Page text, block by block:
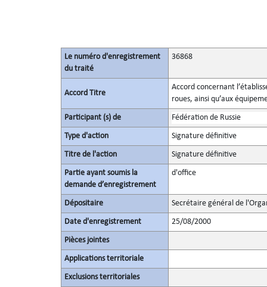
Le numéro d'enregistrement
du traité
36868
Accord Titre
Accord concernant
roues, ainsi qu’aux
Participant (s) de Fédération de Russie
Type d'action Signature définitive
Titre de l'action Signature définitive
Partie ayant soumis la
demande d’enregistrement
d'office
Dépositaire Secrétaire général de
Date d'enregistrement 25/08/2000
Pièces jointes
Applications territoriale
Exclusions territoriales